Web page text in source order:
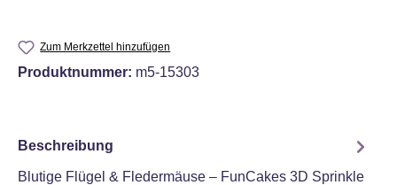
Zum Merkzettel hinzufügen
Produktnummer: m5-15303
Beschreibung
Blutige Flügel & Fledermäuse – FunCakes 3D Sprinkle